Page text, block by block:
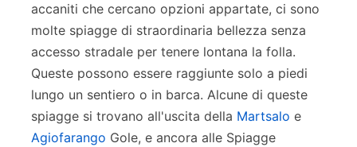
accaniti che cercano opzioni appartate, ci sono
molte spiagge di straordinaria bellezza senza
accesso stradale per tenere lontana la folla.
Queste possono essere raggiunte solo a piedi
lungo un sentiero o in barca. Alcune di queste
spiagge si trovano all'uscita della Martsalo e
Agiofarango Gole, e ancora alle Spiagge